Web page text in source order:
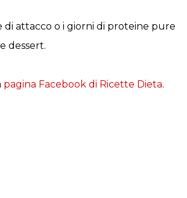
attacco o i giorni di proteine pure
dessert.
pagina Facebook di Ricette Dieta.